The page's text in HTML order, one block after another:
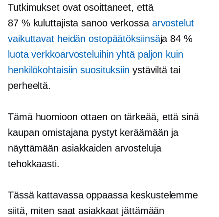
Tutkimukset ovat osoittaneet, että
87 % kuluttajista sanoo verkossa arvostelut
vaikuttavat heidän ostopäätöksiinsäja 84 %
luota verkkoarvosteluihin yhtä paljon kuin
henkilökohtaisiin suosituksiin ystäviltä tai
perheeltä.
Tämä huomioon ottaen on tärkeää, että sinä
kaupan omistajana pystyt keräämään ja
näyttämään asiakkaiden arvosteluja
tehokkaasti.
Tässä kattavassa oppaassa keskustelemme
siitä, miten saat asiakkaat jättämään